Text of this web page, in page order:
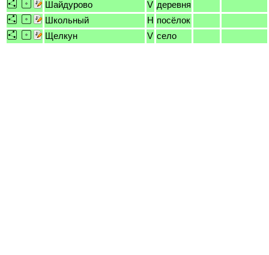
Шайдурово
V деревня
Школьный
H посёлок
Щелкун
V село